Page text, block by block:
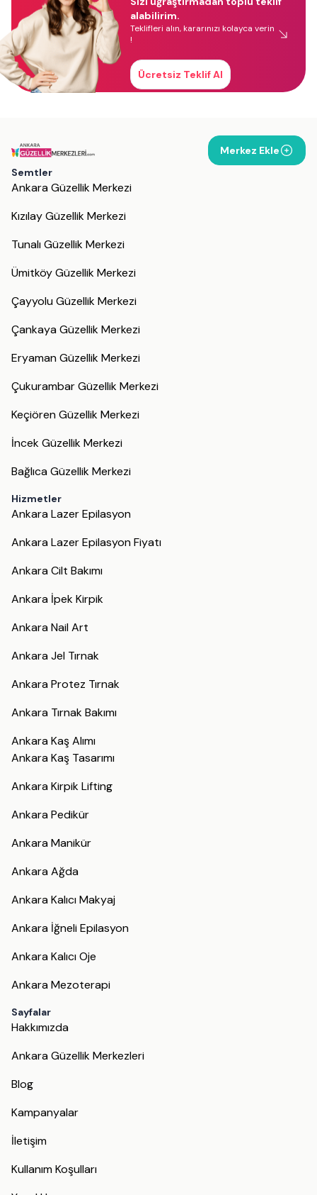
alabilirim.
Teklifleri alın, kararınızı kolayca verin
!
Ücretsiz Teklif Al
Merkez Ekle
Semtler
Ankara Güzellik Merkezi
Kızılay Güzellik Merkezi
Tunalı Güzellik Merkezi
Ümitköy Güzellik Merkezi
Çayyolu Güzellik Merkezi
Çankaya Güzellik Merkezi
Eryaman Güzellik Merkezi
Çukurambar Güzellik Merkezi
Keçiören Güzellik Merkezi
İncek Güzellik Merkezi
Bağlıca Güzellik Merkezi
Hizmetler
Ankara Lazer Epilasyon
Ankara Lazer Epilasyon Fiyatı
Ankara Cilt Bakımı
Ankara İpek Kirpik
Ankara Nail Art
Ankara Jel Tırnak
Ankara Protez Tırnak
Ankara Tırnak Bakımı
Ankara Kaş Alımı
Ankara Kaş Tasarımı
Ankara Kirpik Lifting
Ankara Pedikür
Ankara Manikür
Ankara Ağda
Ankara Kalıcı Makyaj
Ankara İğneli Epilasyon
Ankara Kalıcı Oje
Ankara Mezoterapi
Sayfalar
Hakkımızda
Ankara Güzellik Merkezleri
Blog
Kampanyalar
İletişim
Kullanım Koşulları